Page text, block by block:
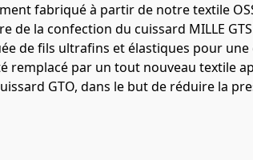
fabriqué à partir de notre textile
de la confection du cuissard MILLE
de fils ultrafins et élastiques pour
remplacé par un tout nouveau textile
GTO, dans le but de réduire la